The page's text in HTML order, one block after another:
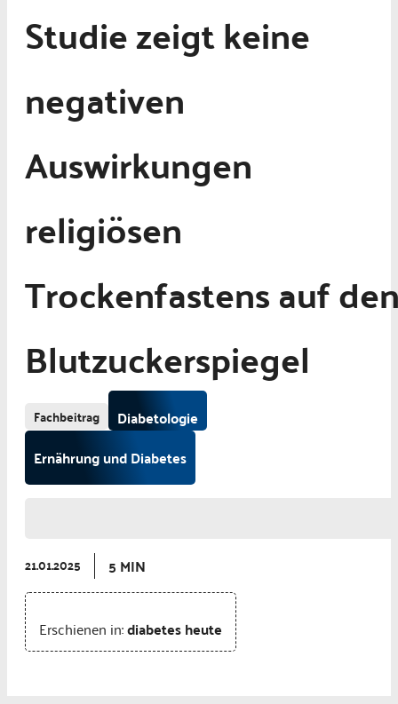
Studie zeigt keine
negativen
Auswirkungen
religiösen
Trockenfastens auf
Blutzuckerspiegel
Fachbeitrag
Diabetologie
Ernährung und Diabetes
21.01.2025 5 MIN
Erschienen in:diabetes heute